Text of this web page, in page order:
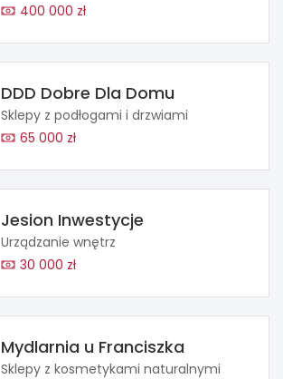
400 000 zł
DDD Dobre Dla Domu
Sklepy z podłogami i drzwiami
65 000 zł
Jesion Inwestycje
Urządzanie wnętrz
30 000 zł
Mydlarnia u Franciszka
Sklepy z kosmetykami naturalnymi